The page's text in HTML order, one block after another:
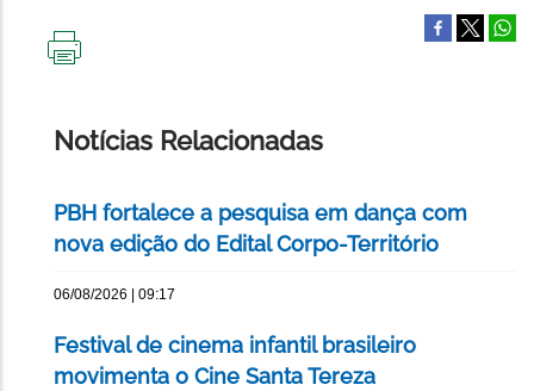
Notícias Relacionadas
PBH fortalece a pesquisa em dança com
nova edição do Edital Corpo-Território
06/08/2026 | 09:17
Festival de cinema infantil brasileiro
movimenta o Cine Santa Tereza